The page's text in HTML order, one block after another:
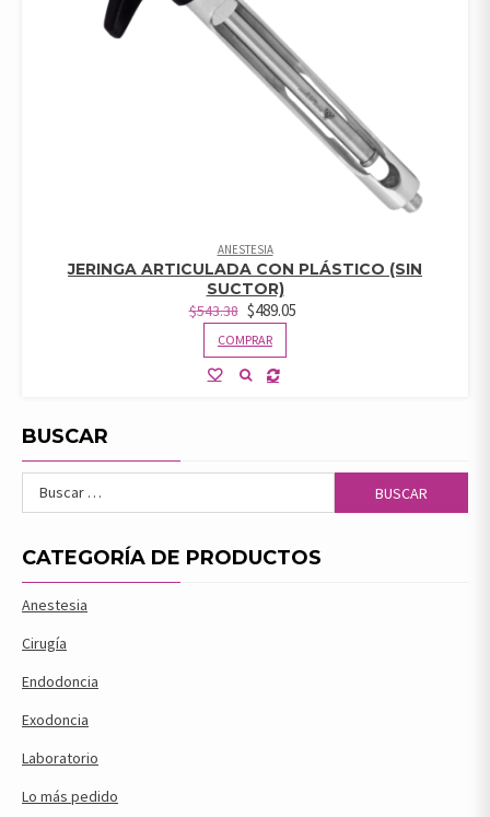
ANESTESIA
JERINGA ARTICULADA CON PLÁSTICO (SIN
SUCTOR)
$543.38 $489.05
COMPRAR
BUSCAR
CATEGORÍA DE PRODUCTOS
Anestesia
Cirugía
Endodoncia
Exodoncia
Laboratorio
Lo más pedido